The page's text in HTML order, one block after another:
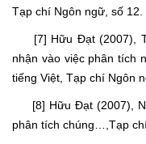
Tạp chí Ngôn ngữ, số 12.
[7] Hữu Đạt (2007),
nhận vào việc phân tích
tiếng Việt, Tạp chí Ngôn
[8] Hữu Đạt (2007),
phân tích chúng…,Tạp